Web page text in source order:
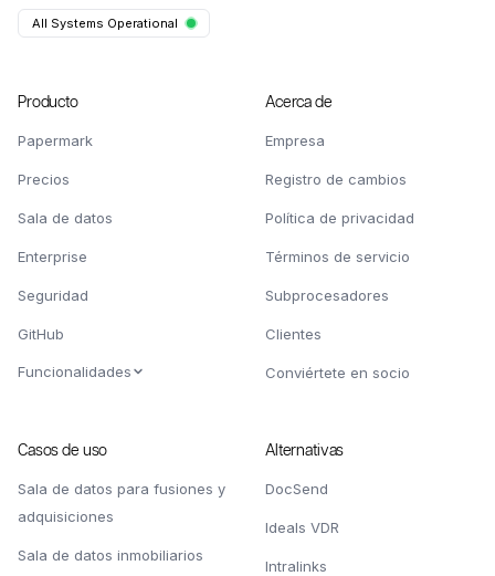
All Systems Operational
Producto
Papermark
Precios
Sala de datos
Enterprise
Seguridad
GitHub
Funcionalidades
Acerca de
Empresa
Registro de cambios
Política de privacidad
Términos de servicio
Subprocesadores
Clientes
Conviértete en socio
Casos de uso
Sala de datos para fusiones y
adquisiciones
Sala de datos inmobiliarios
Alternativas
DocSend
Ideals VDR
Intralinks